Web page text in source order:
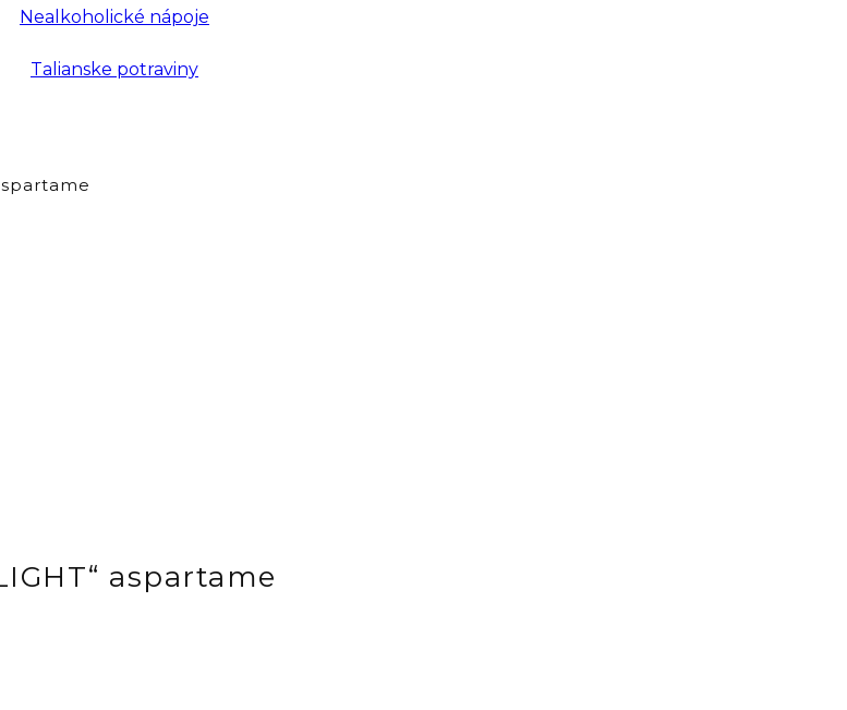
Nealkoholické nápoje
Talianske potraviny
aspartame